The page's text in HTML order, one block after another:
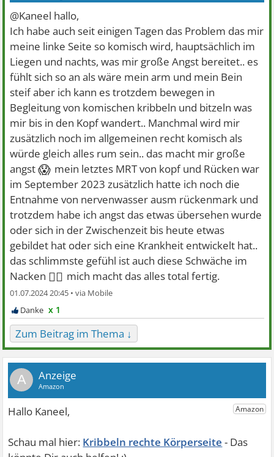
@Kaneel hallo,
Ich habe auch seit einigen Tagen das Problem das mir
meine linke Seite so komisch wird, hauptsächlich im
Liegen und nachts, was mir große Angst bereitet.. es
fühlt sich so an als wäre mein arm und mein Bein
steif aber ich kann es trotzdem bewegen in
Begleitung von komischen kribbeln und bitzeln was
mir bis in den Kopf wandert.. Manchmal wird mir
zusätzlich noch im allgemeinen recht komisch als
würde gleich alles rum sein.. das macht mir große
angst😱 mein letztes MRT von kopf und Rücken war
im September 2023 zusätzlich hatte ich noch die
Entnahme von nervenwasser ausm rückenmark und
trotzdem habe ich angst das etwas übersehen wurde
oder sich in der Zwischenzeit bis heute etwas
gebildet hat oder sich eine Krankheit entwickelt hat..
das schlimmste gefühl ist auch diese Schwäche im
Nacken 😮‍💨 mich macht das alles total fertig.
01.07.2024 20:45 •
x 1
Zum Beitrag im Thema ↓
A
Kribbeln rechte Körperseite